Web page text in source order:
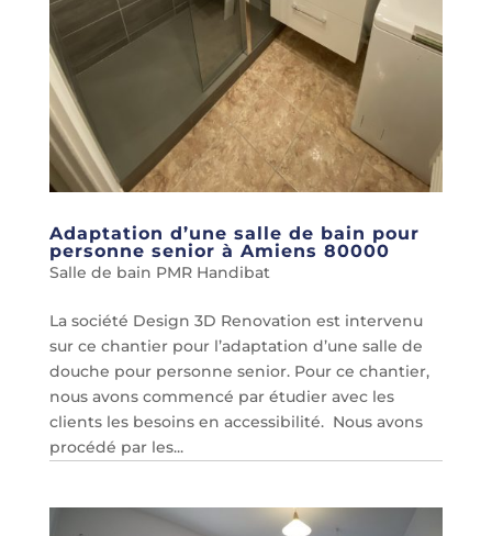
Adaptation d’une salle de bain pour
personne senior à Amiens 80000
Salle de bain PMR Handibat
La société Design 3D Renovation est intervenu
sur ce chantier pour l’adaptation d’une salle de
douche pour personne senior. Pour ce chantier,
nous avons commencé par étudier avec les
clients les besoins en accessibilité. Nous avons
procédé par les...